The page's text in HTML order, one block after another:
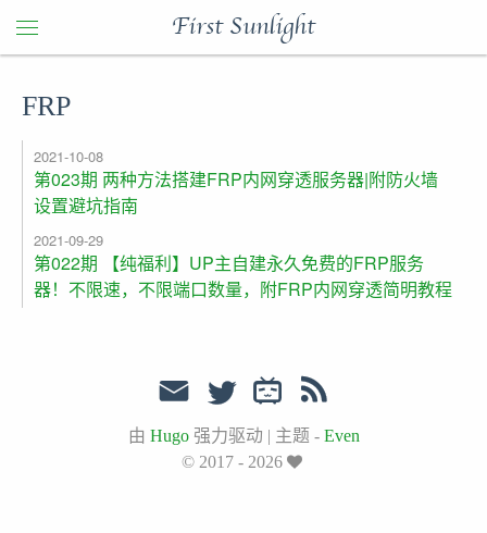
First Sunlight
FRP
2021-10-08
第023期 两种方法搭建FRP内网穿透服务器|附防火墙
设置避坑指南
2021-09-29
第022期 【纯福利】UP主自建永久免费的FRP服务
器！不限速，不限端口数量，附FRP内网穿透简明教程
由 Hugo强力驱动 | 主题 - Even
© 2017 - 2026